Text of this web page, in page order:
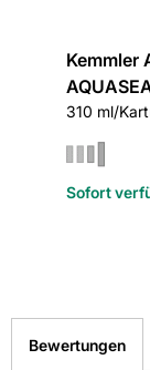
und C gem.
Merkblatt
Kemmler
310 ml/
Sofort
Bewertungen